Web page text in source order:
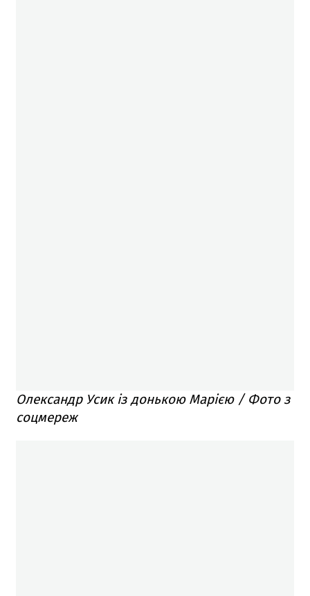
Олександр Усик із донькою Марією / Фото з
соцмереж